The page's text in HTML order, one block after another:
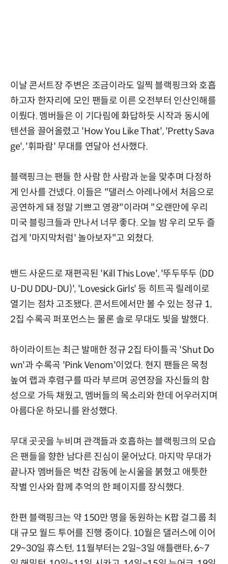
이날 콘서트장 주변은 조금이라도 일찍 블랙핑크와 호흡
하고자 한자리에 모인 팬들로 이른 오전부터 인산인해를
이뤘다. 멤버들은 이 기다림에 화답하듯 시작과 동시에
텐션을 끌어올렸고 'How You Like That', 'Pretty Sava
ge', '휘파람' 무대를 연달아 선사했다.
블랙핑크는 팬들 한 사람 한 사람과 눈을 맞추며 다정하
게 인사를 건넸다. 이들은 "댈러스 아레나에서 처음으로
공연하게 돼 정말 기쁘고 영광"이라며 "오랜만에 우리
미국 블링크들과 만나서 너무 좋다. 오늘 밤 우리 모두 즐
겁게 '마지막처럼' 놀아보자"고 외쳤다.
밴드 사운드로 재편곡된 'Kill This Love', '뚜두뚜두 (DD
U-DU DDU-DU)', 'Lovesick Girls' 등 히트곡 릴레이로
열기는 점차 고조됐다. 콘서트에서만 볼 수 있는 정규 1,
2집 수록곡 퍼포먼스는 물론 솔로 무대도 빛을 발했다.
하이라이트는 최근 발매한 정규 2집 타이틀곡 'Shut Do
wn'과 수록곡 'Pink Venom'이었다. 현지 팬들은 목청
높여 랩과 후렴구를 따라 부르며 공연장을 자신들의 함
성으로 가득 채웠고, 멤버들의 목소리와 한데 어우러지며
아름다운 하모니를 완성했다.
무대 곳곳을 누비며 관객들과 호흡하는 블랙핑크의 모습
은 팬들을 향한 남다른 진심이 묻어났다. 마지막 무대가
끝나자 멤버들은 벅찬 감동에 눈시울을 붉혔고 애틋한
작별 인사와 함께 추억의 한 페이지를 장식했다.
한편 블랙핑크는 약 150만 명을 동원하는 K팝 걸그룹 최
대 규모 월드 투어를 진행 중이다. 10월은 댈러스에 이어
29~30일 휴스턴, 11월부터는 2일~3일 애틀랜타, 6~7